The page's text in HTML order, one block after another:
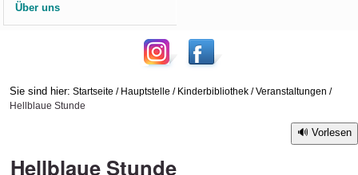
Über uns
Sie sind hier: Startseite / Hauptstelle / Kinderbibliothek /Veranstaltungen /
Hellblaue Stunde
Vorlesen
Hellblaue Stunde